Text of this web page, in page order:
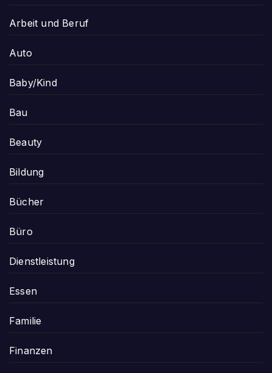
Arbeit und Beruf
Auto
Baby/Kind
Bau
Beauty
Bildung
Bücher
Büro
Dienstleistung
Essen
Familie
Finanzen